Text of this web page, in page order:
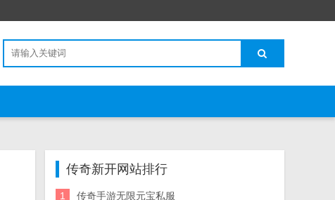
传奇新开网站排行
1 传奇手游无限元宝私服